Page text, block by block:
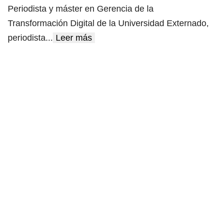
Periodista y máster en Gerencia de la
Transformación Digital de la Universidad Externado,
periodista... Leer más